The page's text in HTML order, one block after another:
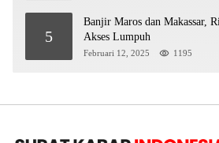
5
Banjir Maros dan Makassar,
Akses Lumpuh
Februari 12, 2025 1195